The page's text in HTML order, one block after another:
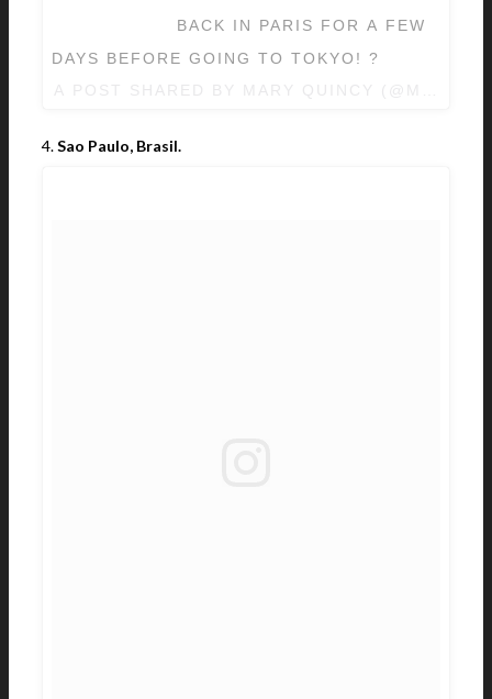
⠀⠀⠀⠀⠀⠀⠀⠀⠀ BACK IN PARIS FOR A FEW
DAYS BEFORE GOING TO TOKYO! ?
4.Sao Paulo, Brasil.